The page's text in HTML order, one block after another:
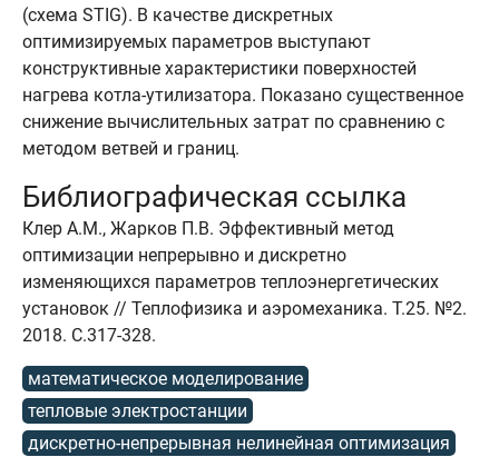
(схема STIG). В качестве дискретных
оптимизируемых параметров выступают
конструктивные характеристики поверхностей
нагрева котла-утилизатора. Показано существенное
снижение вычислительных затрат по сравнению с
методом ветвей и границ.
Библиографическая ссылка
Клер А.М., Жарков П.В. Эффективный метод
оптимизации непрерывно и дискретно
изменяющихся параметров теплоэнергетических
установок // Теплофизика и аэромеханика. Т.25. №2.
2018. C.317-328.
математическое моделирование
тепловые электростанции
дискретно-непрерывная нелинейная оптимизация